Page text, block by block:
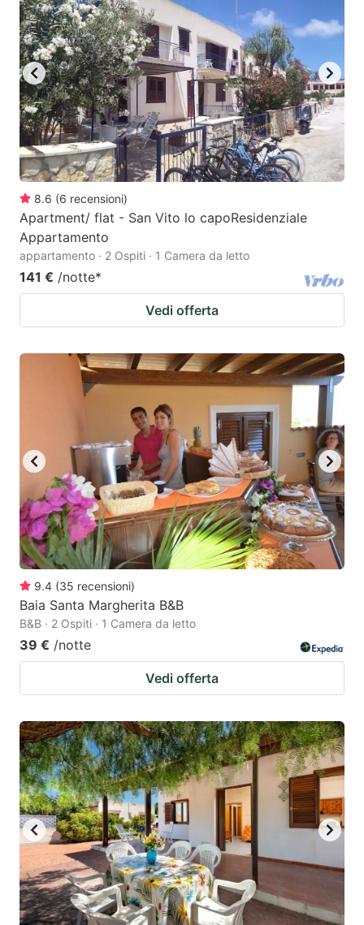
8.6 (6 recensioni)
Apartment/ flat - San Vito lo capoResidenziale
Appartamento
appartamento · 2 Ospiti · 1 Camera da letto
141 € /notte*
Vedi offerta
9.4 (35 recensioni)
Baia Santa Margherita B&B
B&B · 2 Ospiti · 1 Camera da letto
39 € /notte
Vedi offerta